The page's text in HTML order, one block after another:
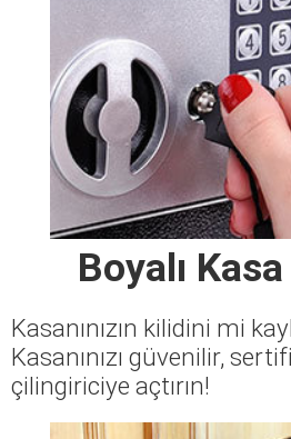
Boyalı
Kasanınızın kilidini mi
Kasanınızı güvenilir,
çilingiriciye açtırın!